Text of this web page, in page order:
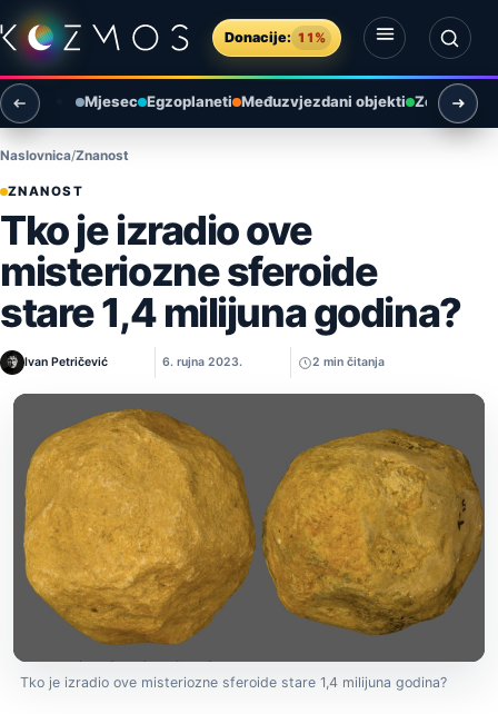
Preskoči na sadržaj
Donacije: 11%
Otvori izbornik
Otvori pretragu
Mjesec Egzoplaneti Međuzvjezdani objekti Zemlja i
Naslovnica Znanost
ZNANOST
Tko je izradio ove
misteriozne sferoide
stare 1,4 milijuna godina?
Ivan Petričević 6. rujna 2023. 2 min čitanja
Tko je izradio ove misteriozne sferoide stare 1,4 milijuna godina?